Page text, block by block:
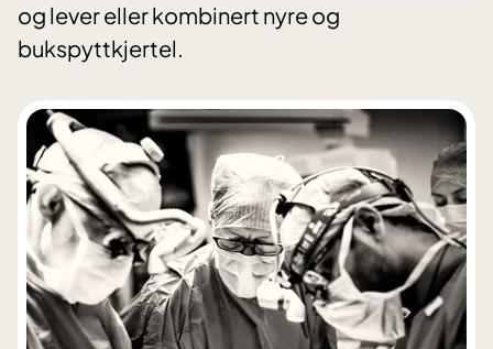
og lever eller kombinert nyre og
bukspyttkjertel.